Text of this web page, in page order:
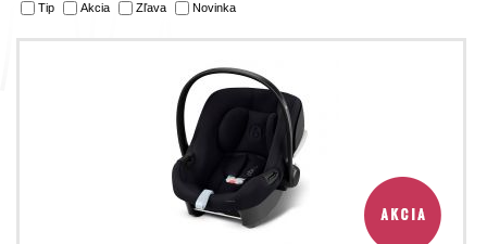
Tip Akcia Zľava Novinka